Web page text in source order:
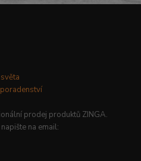
prodej produktů ZINGA.
na email: